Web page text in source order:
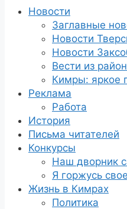
Новости
Заглавные
Новости
Новости
Вести из
Кимры: яркое
Реклама
Работа
История
Письма читателей
Конкурсы
Наш дворник
Я горжусь
Жизнь в Кимрах
Политика